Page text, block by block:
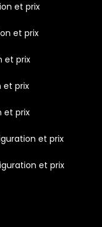
et prix
et prix
et prix
et prix
et prix
et prix
et prix